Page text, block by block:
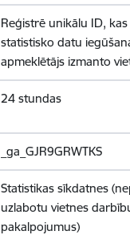
Reģistrē unikālu ID,
statistisko datu
apmeklētājs izmanto
24 stundas
_ga_GJR9GRWTKS
Statistikas sīkdatnes
uzlabotu vietnes
pakalpojumus)